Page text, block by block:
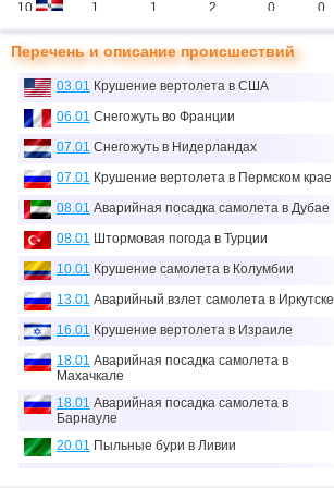
10 1 1 2 0 0
11
12 1
13 3 1 2
14 1 1 0
15 3 2 5 2 7
16 1 0 0 0 0
17
≈
тыс.
18 1 0 0 0 0
19 2 2 1 0
20 1 0 2 0
21 1 0 0 0
22 2 0 0
Перечень и описание происшествий
03.01 Крушение вертолета в США
06.01 Снегожуть во Франции
07.01 Снегожуть в Нидерландах
07.01 Крушение вертолета в Пермском крае
08.01 Аварийная посадка самолета в Дубае
08.01 Штормовая погода в Турции
10.01 Крушение самолета в Колумбии
13.01 Аварийный взлет самолета в Иркутске
16.01 Крушение вертолета в Израиле
18.01 Аварийная посадка самолета в
Махачкале
18.01 Аварийная посадка самолета в
Барнауле
20.01 Пыльные бури в Ливии